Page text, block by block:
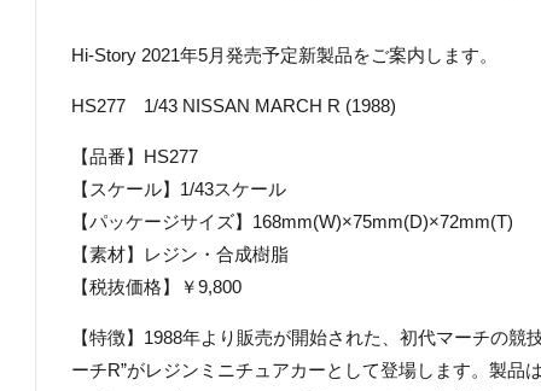
Hi-Story 2021年5月発売予定新製品をご案内します。
HS277 1/43 NISSAN MARCH R (1988)
【品番】HS277
【スケール】1/43スケール
【パッケージサイズ】168mm(W)×75mm(D)×72mm(T)
【素材】レジン・合成樹脂
【税抜価格】￥9,800
【特徴】1988年より販売が開始された、初代マーチの競
ーチR”がレジンミニチュアカーとして登場します。製品